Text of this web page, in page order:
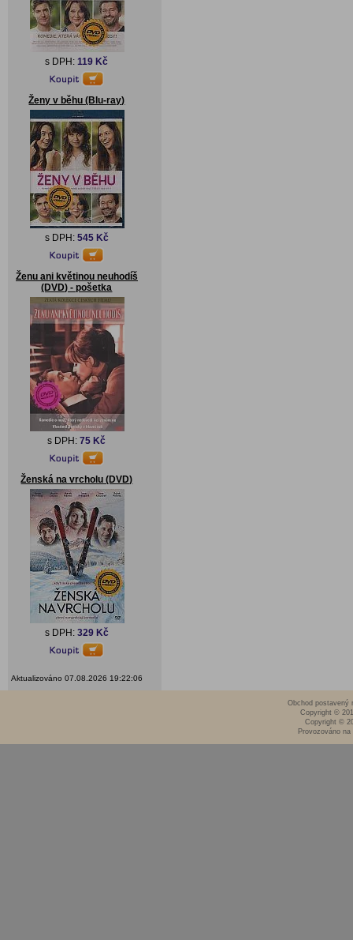
s DPH:119 Kč
Ženy v běhu (Blu-ray)
s DPH: 545 Kč
Ženu ani květinou neuhodíš
(DVD) - pošetka
s DPH:75 Kč
Ženská na vrcholu (DVD)
s DPH: 329 Kč
Aktualizováno 07.08.2026 19:22:06
Obchod postavený
Copyright ©
Copyright ©
Provozováno